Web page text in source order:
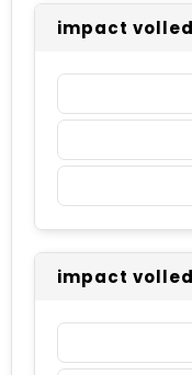
impact
impact